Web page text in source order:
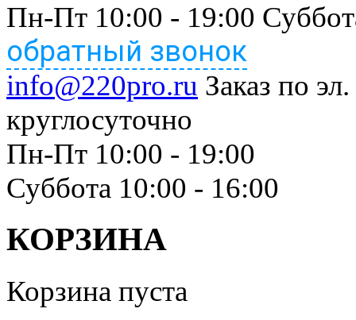
Пн-Пт 10:00 - 19:00
обратный звонок
info@220pro.ru Заказ по
круглосуточно
Пн-Пт 10:00 - 19:00
Суббота 10:00 - 16:00
КОРЗИНА
Корзина пуста